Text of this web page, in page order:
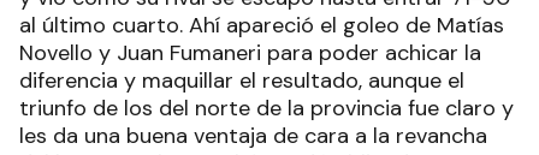
al último cuarto. Ahí apareció el goleo de Matías
Novello y Juan Fumaneri para poder achicar la
diferencia y maquillar el resultado, aunque el
triunfo de los del norte de la provincia fue claro y
les da una buena ventaja de cara a la revancha